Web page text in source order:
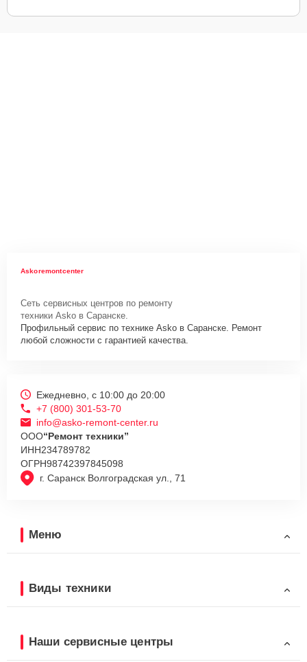
Askoremontcenter
Сеть сервисных центров по ремонту
техники Asko в Саранске.
Профильный сервис по технике Asko в Саранске. Ремонт
любой сложности с гарантией качества.
г. Саранск Волгоградская ул., 71
Ежедневно, с 10:00 до 20:00
+7 (800) 301-53-70
info@asko-remont-center.ru
ООО“Ремонт техники”
ИНН234789782
ОГРН98742397845098
Меню
Виды техники
Наши сервисные центры